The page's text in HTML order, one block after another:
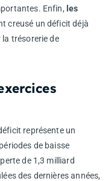
Enfin, les
creusé un déficit déjà
trésorerie de
représente un
de baisse
de 1,3 milliard
des dernières années,